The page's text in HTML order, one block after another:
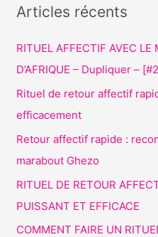
Articles récents
RITUEL AFFECTIF AVEC LE
D’AFRIQUE – Dupliquer –
Rituel de retour affectif
efficacement
Retour affectif rapide :
marabout Ghezo
RITUEL DE RETOUR
PUISSANT ET EFFICACE
COMMENT FAIRE UN